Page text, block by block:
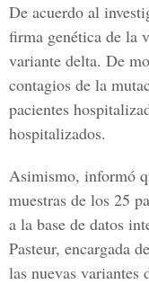
De acuerdo al
firma genética de la
variante delta. De
contagios de la
pacientes
hospitalizados.
Asimismo, informó
muestras de los 25
a la base de datos
Pasteur, encargada
las nuevas variantes